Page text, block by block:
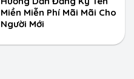
Miền Miễn Phí Mãi Mãi Cho
Người Mới